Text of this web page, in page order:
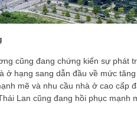
cũng đang chứng kiến sự phát
ở hạng sang dẫn đầu về mức
mẽ và nhu cầu nhà ở cao cấp
Lan cũng đang hồi phục mạnh